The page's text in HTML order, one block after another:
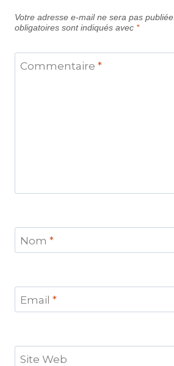
Votre adresse e-mail ne sera pas publiée.
obligatoires sont indiqués avec *
Commentaire *
Nom *
Email *
Site Web